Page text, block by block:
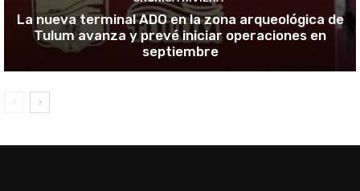
La nueva terminal ADO en la zona arqueológica de
Tulum avanza y prevé iniciar operaciones en
septiembre